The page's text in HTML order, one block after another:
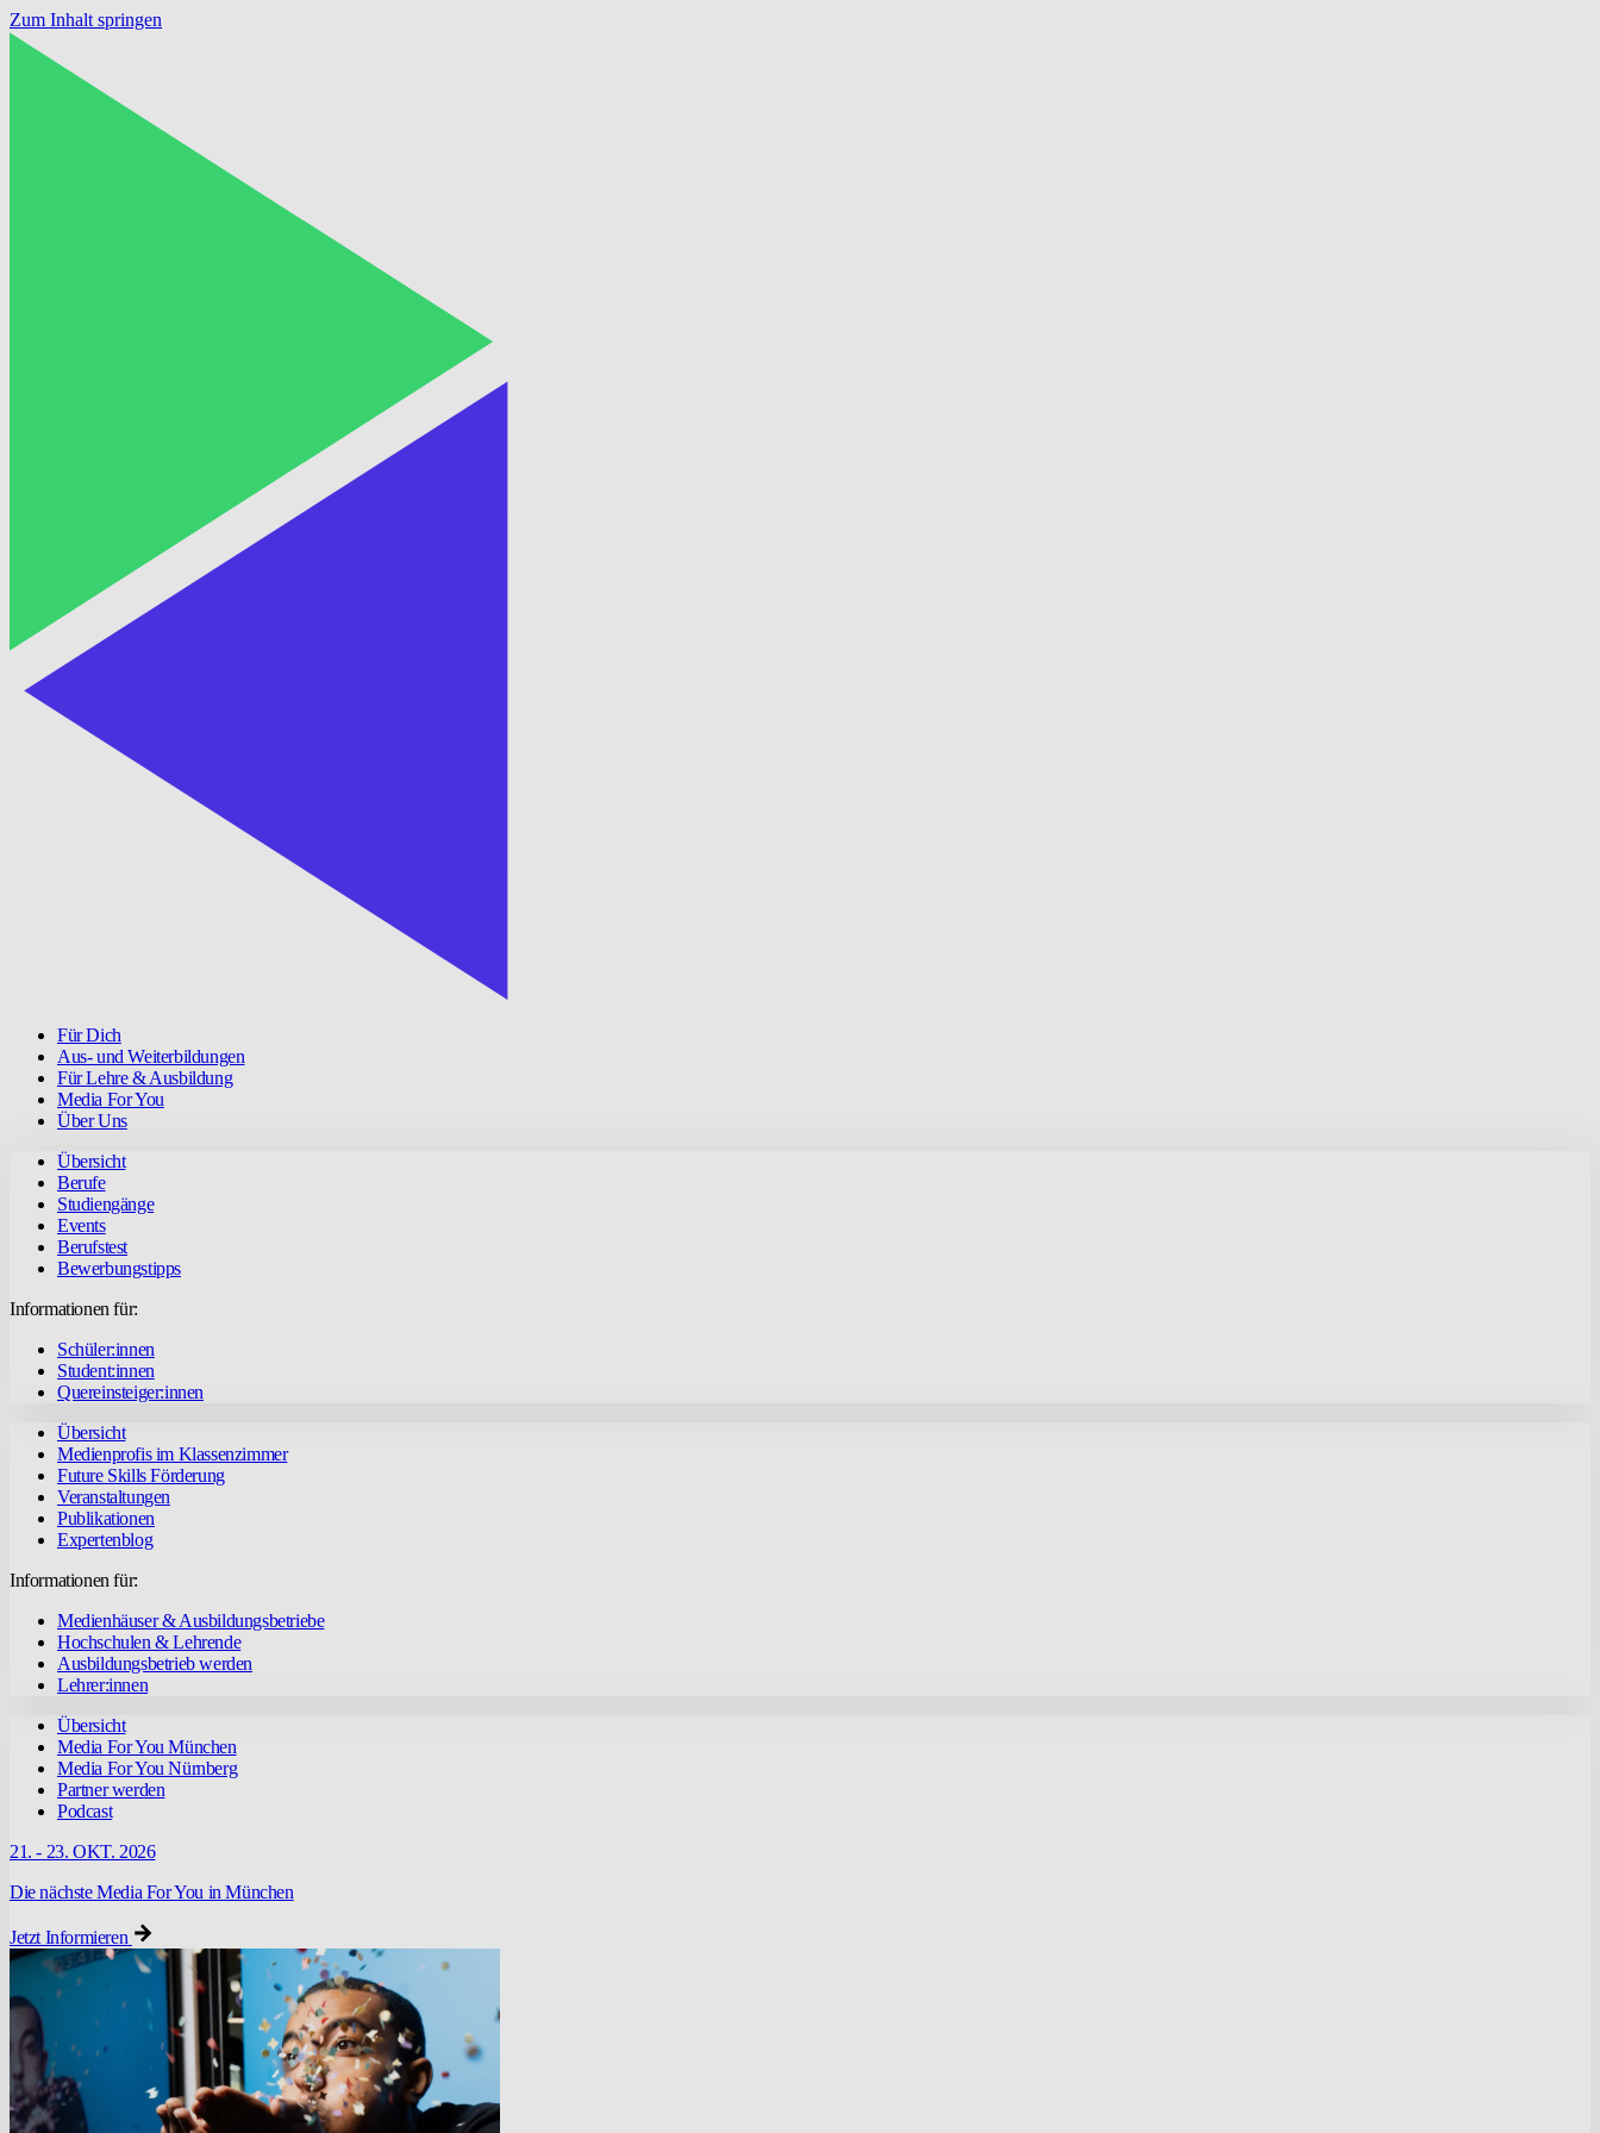
Zum Inhalt springen
Für Dich
Aus- und Weiterbildungen
Für Lehre & Ausbildung
Media For You
Über Uns
Übersicht
Berufe
Studiengänge
Events
Berufstest
Bewerbungstipps
Informationen für:
Schüler:innen
Student:innen
Quereinsteiger:innen
Übersicht
Medienprofis im Klassenzimmer
Future Skills Förderung
Veranstaltungen
Publikationen
Expertenblog
Informationen für:
Medienhäuser & Ausbildungsbetriebe
Hochschulen & Lehrende
Ausbildungsbetrieb werden
Lehrer:innen
Übersicht
Media For You München
Media For You Nürnberg
Partner werden
Podcast
21. - 23. OKT. 2026
Die nächste Media For You in München
Jetzt Informieren